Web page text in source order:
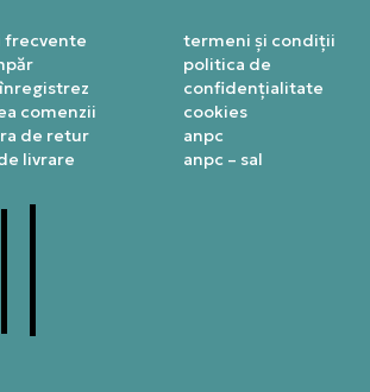
comenzii
de retur
livrare
termeni și condiții
politica de
confidențialitate
cookies
anpc
anpc – sal